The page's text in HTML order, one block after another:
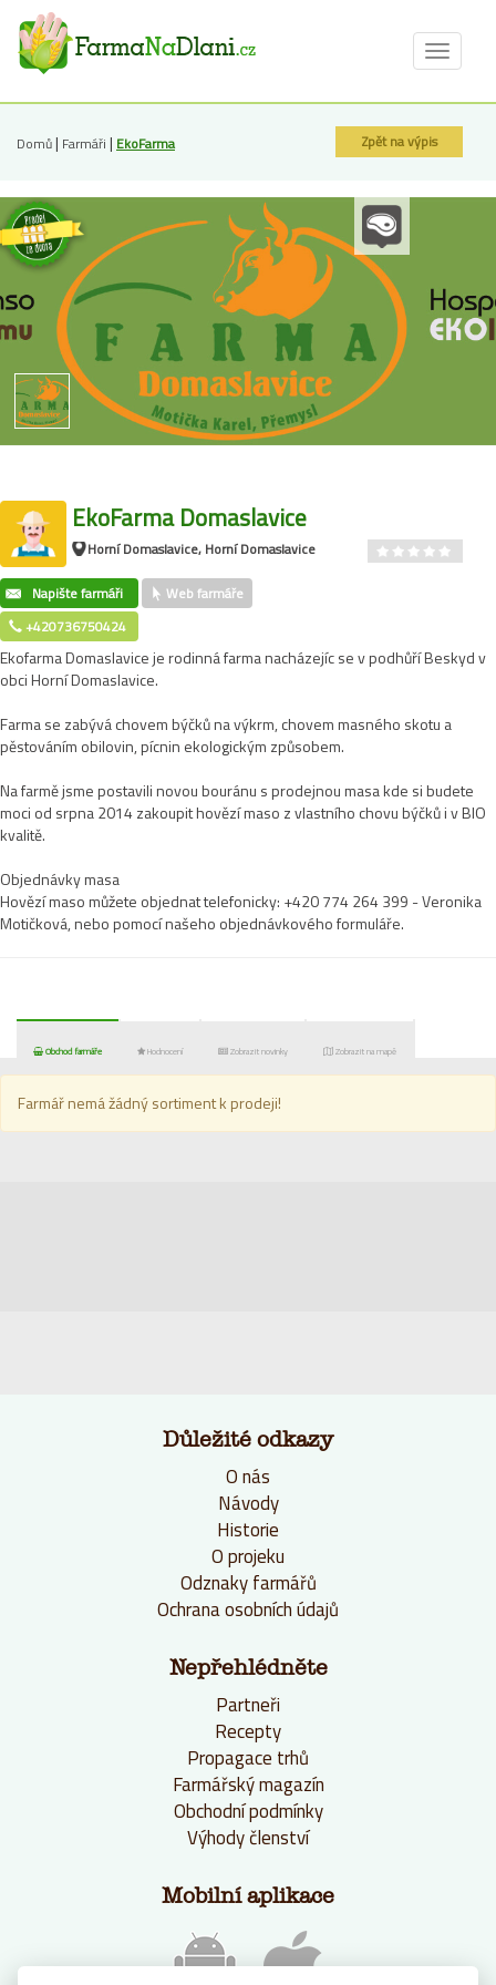
Toggle
Domů| Farmáři | EkoFarma
Domaslavice
Zpět na výpis
EkoFarma Domaslavice
Horní Domaslavice, Horní Domaslavice
Napište farmáři
Web farmáře
+420736750424
Ekofarma Domaslavice je rodinná farma nacházejíc se v podhůří Beskyd v
obci Horní Domaslavice.
Farma se zabývá chovem býčků na výkrm, chovem masného skotu a
pěstováním obilovin, pícnin ekologickým způsobem.
Na farmě jsme postavili novou bouránu s prodejnou masa kde si budete
moci od srpna 2014 zakoupit hovězí maso z vlastního chovu býčků i v BIO
kvalitě.
Objednávky masa
Hovězí maso můžete objednat telefonicky: +420 774 264 399 - Veronika
Motičková, nebo pomocí našeho objednávkového formuláře.
Obchod farmáře Hodnocení Zobrazit novinky Zobrazit na mapě
Farmář nemá žádný sortiment k prodeji!
Důležité odkazy
O nás
Návody
Historie
O projeku
Odznaky farmářů
Ochrana osobních údajů
Nepřehlédněte
Partneři
Recepty
Propagace trhů
Farmářský magazín
Obchodní podmínky
Výhody členství
Mobilní aplikace